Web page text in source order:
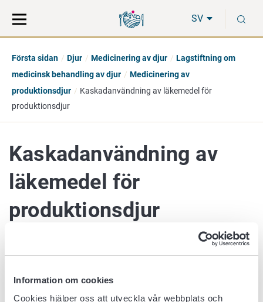
Information om cookies
Cookies hjälper oss att utveckla vår webbplats och
direkt
till
på
hela
SV
Första sidan Djur Medicinering av djur
Lagstiftning om
medicinsk behandling av djur
Medicinering av
produktionsdjur
Kaskadanvändning av läkemedel för
produktionsdjur
Kaskadanvändning av
läkemedel för
produktionsdjur
livsmedelsproducerande djur (pdf)